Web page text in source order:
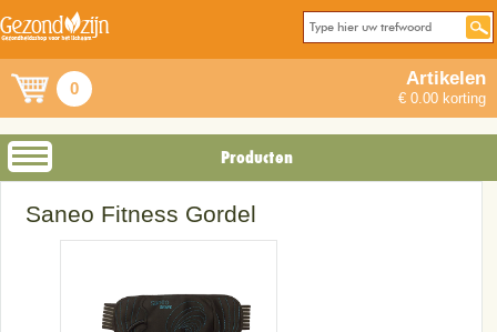
0 Artikelen
€ 0.00 korting
Producten
Saneo Fitness Gordel